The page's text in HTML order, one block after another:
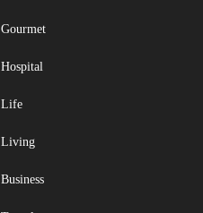
Gourmet
Hospital
Life
Living
Business